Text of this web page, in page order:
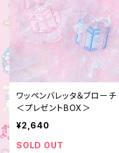
ワッペンバレッタ＆ブローチ
＜プレゼントBOX＞
¥2,640
SOLD OUT